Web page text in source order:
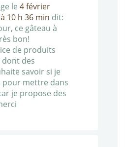
le 4 février
10 h 36 min dit:
ce gâteau à
bon!
de produits
des
savoir si je
pour mettre dans
je propose des